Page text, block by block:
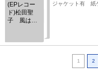
(EPレコー
ド)松田聖
子 風は秋
ジャケット有 紙
1 2